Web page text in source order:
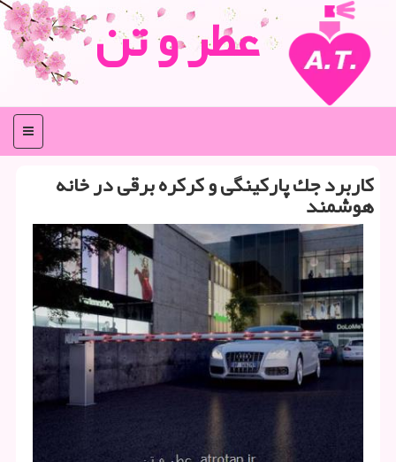
عطر و تن
منو
كاربرد جك پاركینگی و كركره برقی در خانه
هوشمند